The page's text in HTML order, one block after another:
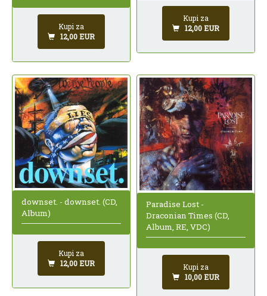
Kupi za
12,00 EUR
Kupi za
12,00 EUR
downset. - downset. (CD,
Album)
Kupi za
12,00 EUR
Paradise Lost -
Draconian Times (CD,
Album, RE, VDC)
Kupi za
10,00 EUR